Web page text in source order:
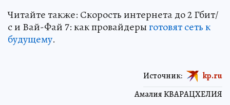
Читайте также: Скорость интернета до 2 Гбит/
с и Вай-Фай 7: как провайдерыготовят сеть к
будущему.
Амалия КВАРАЦХЕЛИЯ
Источник: kp.ru